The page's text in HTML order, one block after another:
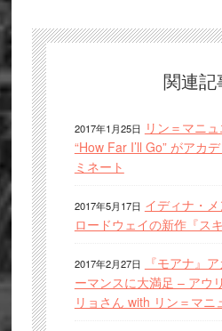
関連記
2017年1月25日 リン＝マニ
“How Far I’ll Go” がアカ
ミネート
2017年5月17日 イディナ・
ロードウェイの新作『ス
2017年2月27日
『モアナ』
ーマンスに大満足 – アウ
リョさん with リン＝マニ